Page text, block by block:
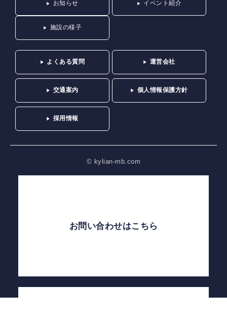
お知らせ イベント紹介
施設の様子
よくある質問 運営会社
交通案内 個人情報保護方針
採用情報
© kylian-mb.com
お問い合わせはこちら